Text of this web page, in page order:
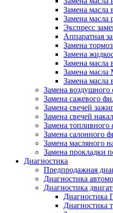
Замена
Замена масла
Экспресс
Аппаратная
Замена
Замена
Замена масла
Замена
Замена масла
Замена воздушного
Замена сажевого
Замена свечей
Замена свечей
Замена топливного
Замена салонного
Замена масляного
Замена прокладки
Диагностика
Предпродажная
Диагностика
Диагностика
Диагностика
Диагностика